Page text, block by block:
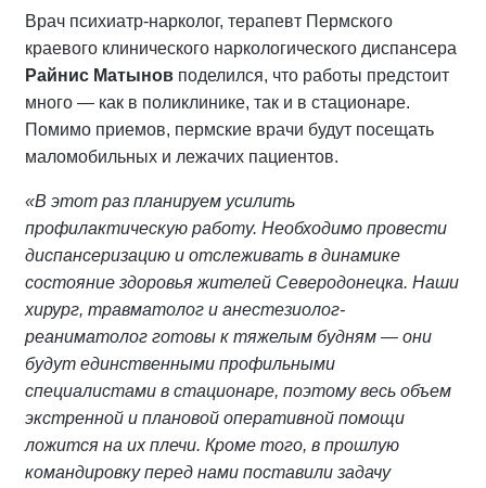
Врач психиатр-нарколог, терапевт Пермского
краевого клинического наркологического диспансера
Райнис Матынов поделился, что работы предстоит
много — как в поликлинике, так и в стационаре.
Помимо приемов, пермские врачи будут посещать
маломобильных и лежачих пациентов.
«В этот раз планируем усилить
профилактическую работу. Необходимо провести
диспансеризацию и отслеживать в динамике
состояние здоровья жителей Северодонецка. Наши
хирург, травматолог и анестезиолог-
реаниматолог готовы к тяжелым будням — они
будут единственными профильными
специалистами в стационаре, поэтому весь объем
экстренной и плановой оперативной помощи
ложится на их плечи. Кроме того, в прошлую
командировку перед нами поставили задачу